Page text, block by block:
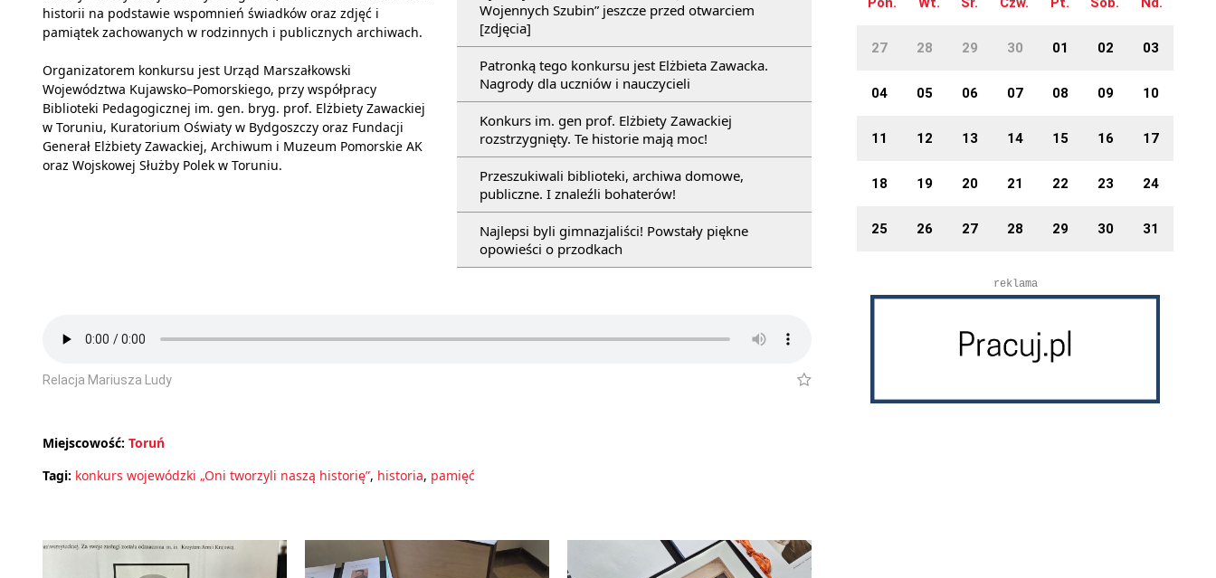
Wojennych Szubin” jeszcze przed otwarciem
[zdjęcia]
Patronką tego konkursu jest Elżbieta Zawacka.
Nagrody dla uczniów i nauczycieli
Konkurs im. gen prof. Elżbiety Zawackiej
rozstrzygnięty. Te historie mają moc!
Przeszukiwali biblioteki, archiwa domowe,
publiczne. I znaleźli bohaterów!
Najlepsi byli gimnazjaliści! Powstały piękne
opowieści o przodkach
historii na podstawie wspomnień świadków oraz zdjęć i
pamiątek zachowanych w rodzinnych i publicznych archiwach.
Organizatorem konkursu jest Urząd Marszałkowski
Województwa Kujawsko–Pomorskiego, przy współpracy
Biblioteki Pedagogicznej im. gen. bryg. prof. Elżbiety Zawackiej
w Toruniu, Kuratorium Oświaty w Bydgoszczy oraz Fundacji
Generał Elżbiety Zawackiej, Archiwum i Muzeum Pomorskie AK
oraz Wojskowej Służby Polek w Toruniu.
Relacja Mariusza Ludy
Miejscowość: Toruń
Tagi: konkurs wojewódzki „Oni tworzyli naszą historię”, historia, pamięć
27 28 29 30 01 02 03
04 05 06 07 08 09 10
11 12 13 14 15 16 17
18 19 20 21 22 23 24
25 26 27 28 29 30 31
reklama